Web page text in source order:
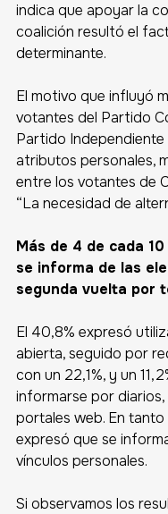
indica que apoyar la
coalición resultó el
determinante.
El motivo que influyó
votantes del Partido
Partido
atributos personales,
entre los votantes de
“La necesidad de
Más de 4 de cada
se informa de las
segunda vuelta por
El 40,8% expresó
abierta, seguido por
con un 22,1%, y un
informarse por diarios,
portales web. En tanto
expresó que se
vínculos personales.
Si observamos los